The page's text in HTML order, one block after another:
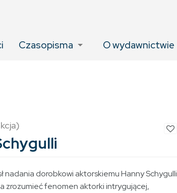
Czasopisma O wydawnictwie
nadania dorobkowi aktorskiemu Hanny Schygulli
zrozumieć fenomen aktorki intrygującej,